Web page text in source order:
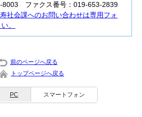
8003 ファクス番号：019-653-2839
社会課へのお問い合わせは専用フォ
。
前のページへ戻る
トップページへ戻る
PC スマートフォン